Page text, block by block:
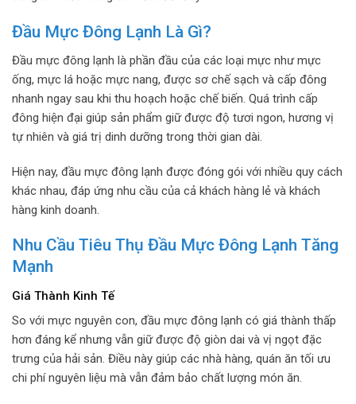
Đầu Mực Đông Lạnh Là Gì?
Đầu mực đông lạnh là phần đầu của các loại mực như mực
ống, mực lá hoặc mực nang, được sơ chế sạch và cấp đông
nhanh ngay sau khi thu hoạch hoặc chế biến. Quá trình cấp
đông hiện đại giúp sản phẩm giữ được độ tươi ngon, hương vị
tự nhiên và giá trị dinh dưỡng trong thời gian dài.
Hiện nay, đầu mực đông lạnh được đóng gói với nhiều quy cách
khác nhau, đáp ứng nhu cầu của cả khách hàng lẻ và khách
hàng kinh doanh.
Nhu Cầu Tiêu Thụ Đầu Mực Đông Lạnh Tăng
Mạnh
Giá Thành Kinh Tế
So với mực nguyên con, đầu mực đông lạnh có giá thành thấp
hơn đáng kể nhưng vẫn giữ được độ giòn dai và vị ngọt đặc
trưng của hải sản. Điều này giúp các nhà hàng, quán ăn tối ưu
chi phí nguyên liệu mà vẫn đảm bảo chất lượng món ăn.